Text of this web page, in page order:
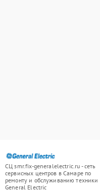
СЦ smr.fix-generalelectric.ru - сеть
сервисных центров в Самаре по
ремонту и обслуживанию техники
General Electric